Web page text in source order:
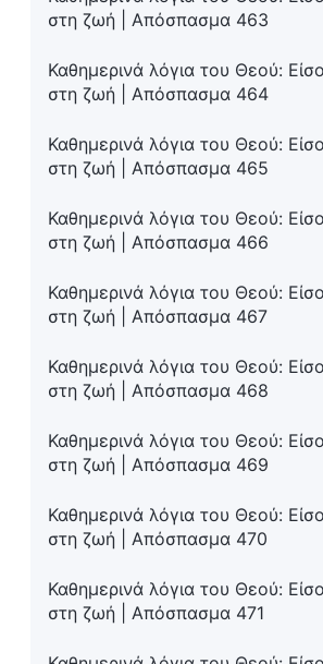
στη ζωή | Απόσπασμα 463
Καθημερινά λόγια του Θεού:
στη ζωή | Απόσπασμα 464
Καθημερινά λόγια του Θεού:
στη ζωή | Απόσπασμα 465
Καθημερινά λόγια του Θεού:
στη ζωή | Απόσπασμα 466
Καθημερινά λόγια του Θεού:
στη ζωή | Απόσπασμα 467
Καθημερινά λόγια του Θεού:
στη ζωή | Απόσπασμα 468
Καθημερινά λόγια του Θεού:
στη ζωή | Απόσπασμα 469
Καθημερινά λόγια του Θεού:
στη ζωή | Απόσπασμα 470
Καθημερινά λόγια του Θεού:
στη ζωή | Απόσπασμα 471